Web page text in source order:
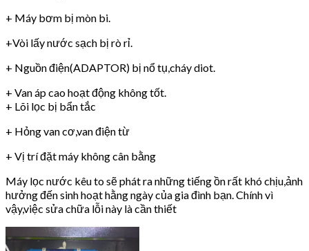
+ Máy bơm bị mòn bi.
+Vòi lấy nước sạch bị rò rỉ.
+ Nguồn điện(ADAPTOR) bị nổ tụ,cháy diot.
+ Van áp cao hoạt động không tốt.
+ Lõi lọc bị bẩn tắc
+ Hỏng van cơ,van điện từ
+ Vị trí đặt máy không cân bằng
Máy lọc nước kêu to sẽ phát ra những tiếng ồn rất khó chịu,ảnh
hưởng đến sinh hoạt hằng ngày của gia đình bạn. Chính vì
vậy,việc sửa chữa lỗi này là cần thiết